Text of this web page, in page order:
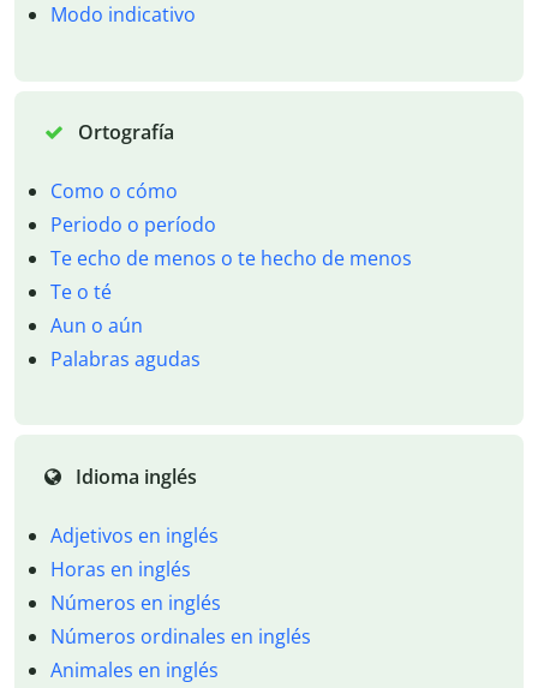
Modo indicativo
Ortografía
Como o cómo
Periodo o período
Te echo de menos o te hecho de menos
Te o té
Aun o aún
Palabras agudas
Idioma inglés
Adjetivos en inglés
Horas en inglés
Números en inglés
Números ordinales en inglés
Animales en inglés